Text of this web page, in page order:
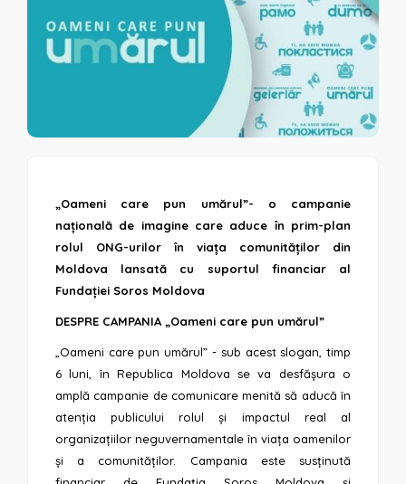
„Oameni care pun umărul”- o campanie
națională de imagine care aduce în prim-plan
rolul ONG-urilor în viața comunităților din
Moldova lansată cu suportul financiar al
Fundației Soros Moldova
DESPRE CAMPANIA „Oameni care pun umărul”
„Oameni care pun umărul” - sub acest slogan, timp
6 luni, în Republica Moldova se va desfășura o
amplă campanie de comunicare menită să aducă în
atenția publicului rolul și impactul real al
organizațiilor neguvernamentale în viața oamenilor
și a comunităților. Campania este susținută